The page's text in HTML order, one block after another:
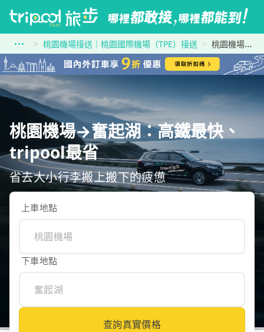
桃園機場接送｜桃園國際機場（TPE）接送 桃園機場到奮起湖
桃園機場→奮起湖：高鐵最快、
tripool最省
省去大小行李搬上搬下的疲憊
上車地點
下車地點
查詢真實價格